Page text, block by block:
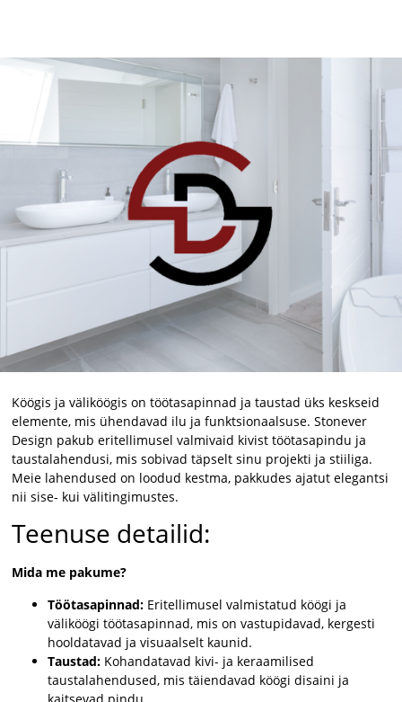
Köögis ja väliköögis on töötasapinnad ja taustad üks keskseid
elemente, mis ühendavad ilu ja funktsionaalsuse. Stonever
Design pakub eritellimusel valmivaid kivist töötasapindu ja
taustalahendusi, mis sobivad täpselt sinu projekti ja stiiliga.
Meie lahendused on loodud kestma, pakkudes ajatut elegantsi
nii sise- kui välitingimustes.
Teenuse detailid:
Mida me pakume?
Töötasapinnad: Eritellimusel valmistatud köögi ja
väliköögi töötasapinnad, mis on vastupidavad, kergesti
hooldatavad ja visuaalselt kaunid.
Taustad: Kohandatavad kivi- ja keraamilised
taustalahendused, mis täiendavad köögi disaini ja
kaitsevad pindu.